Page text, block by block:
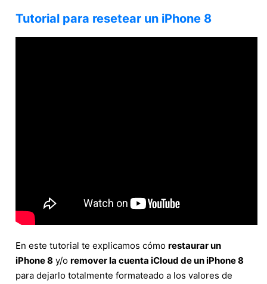
Tutorial para resetear un iPhone 8
En este tutorial te explicamos cómo restaurar un
iPhone 8 y/o remover la cuenta iCloud de un iPhone 8
para dejarlo totalmente formateado a los valores de